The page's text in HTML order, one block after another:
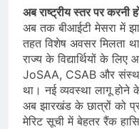
अब राष्ट्रीय स्तर पर करनी
अब तक बीआईटी मेसरा में
तहत विशेष अवसर मिलता
राज्य के विद्यार्थियों के
JoSAA, CSAB और
था। नई व्यवस्था लागू होने
अब झारखंड के छात्रों को
मेरिट सूची में बेहतर रैंक